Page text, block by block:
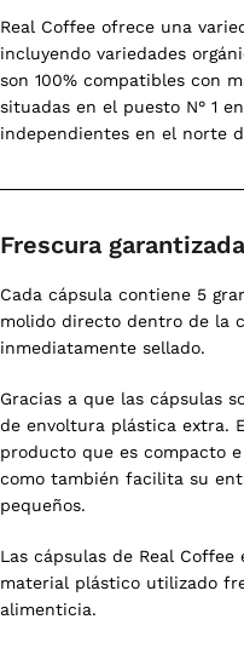
Real Coffee ofrece una
incluyendo variedades
son 100% compatibles con
situadas en el puesto N° 1
independientes en el norte
Frescura garantizada
Cada cápsula contiene 5
molido directo dentro de la
inmediatamente sellado.
Gracias a que las cápsulas
de envoltura plástica extra.
producto que es compacto
como también facilita su
pequeños.
Las cápsulas de Real
material plástico utilizado
alimenticia.